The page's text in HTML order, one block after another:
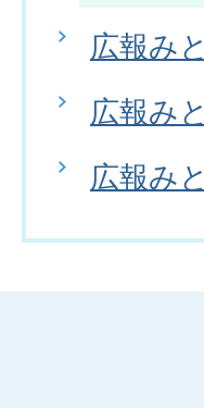
広報み
広報み
広報み